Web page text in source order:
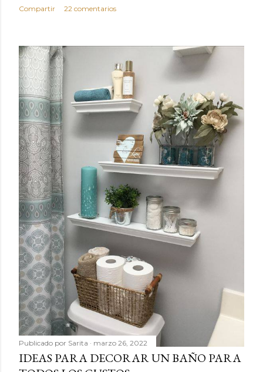
Compartir 22 comentarios
Publicado por Sarita marzo 26, 2022
IDEAS PARA DECORAR UN BAÑO PARA